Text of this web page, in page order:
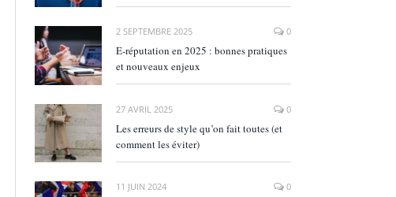
2 SEPTEMBRE 2025 0
E‑réputation en 2025 : bonnes pratiques
et nouveaux enjeux
27 AVRIL 2025 0
Les erreurs de style qu’on fait toutes (et
comment les éviter)
11 JUIN 2024 0